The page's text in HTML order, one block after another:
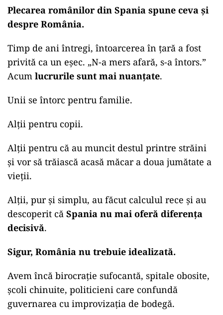
Plecarea românilor din Spania spune ceva și
despre România.
Timp de ani întregi, întoarcerea în țară a fost
privită ca un eșec. „N-a mers afară, s-a întors.”
Acum lucrurile sunt mai nuanțate.
Unii se întorc pentru familie.
Alții pentru copii.
Alții pentru că au muncit destul printre străini
și vor să trăiască acasă măcar a doua jumătate a
vieții.
Alții, pur și simplu, au făcut calculul rece și au
descoperit că Spania nu mai oferă diferența
decisivă.
Sigur, România nu trebuie idealizată.
Avem încă birocrație sufocantă, spitale obosite,
școli chinuite, politicieni care confundă
guvernarea cu improvizația de bodegă.